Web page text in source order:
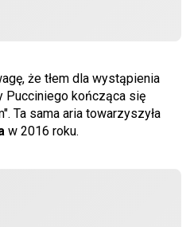
że tłem dla wystąpienia
Pucciniego kończąca się
Ta sama aria towarzyszyła
w 2016 roku.